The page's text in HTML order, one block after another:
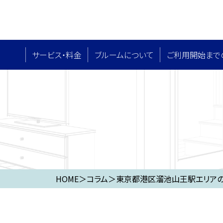
サービス・料⾦ ブルームについて ご利用開始ま
HOME＞コラム＞東京都港区溜池山王駅エリア